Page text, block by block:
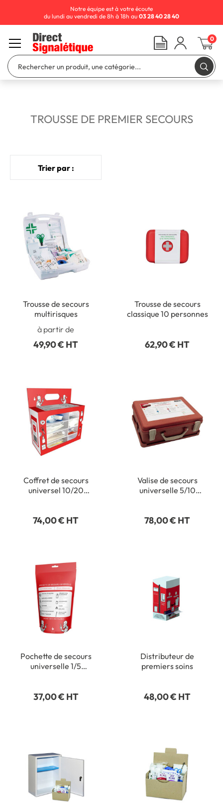
TROUSSE DE PREMIER SECOURS
Trier par :
Trousse de secours
multirisques
à partir de
49,90 € HT
Trousse de secours
classique 10 personnes
62,90 € HT
Coffret de secours
universel 10/20
74,00 € HT
Valise de secours
universelle 5/10
78,00 € HT
Pochette de secours
universelle 1/5
37,00 € HT
Distributeur de
premiers soins
48,00 € HT
Notre équipe est à votre écoute
du lundi au vendredi de 8h à 18h au 03 28 40 28 40
0